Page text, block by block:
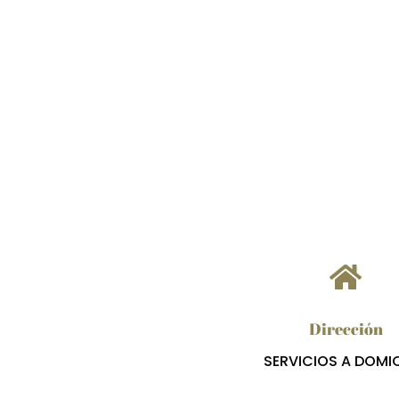

Dirección
SERVICIOS A